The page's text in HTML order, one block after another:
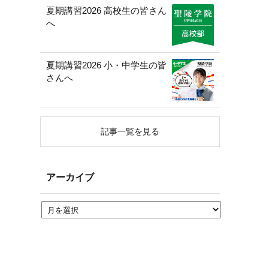
夏期講習2026 高校生の皆さん
へ
夏期講習2026 小・中学生の皆
さんへ
記事一覧を見る
アーカイブ